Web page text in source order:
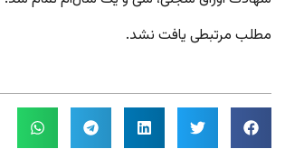
مطلب مرتبطی یافت نشد.